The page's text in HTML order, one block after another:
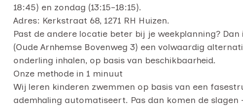
18:45) en zondag (13:15–18:15).
Adres: Kerkstraat 68, 1271 RH Huizen.
Past de andere locatie beter bij je weekplanning?
(Oude Arnhemse Bovenweg 3) een volwaardig
onderling inhalen, op basis van beschikbaarheid.
Onze methode in 1 minuut
Wij leren kinderen zwemmen op basis van een
ademhaling automatiseert. Pas dan komen de